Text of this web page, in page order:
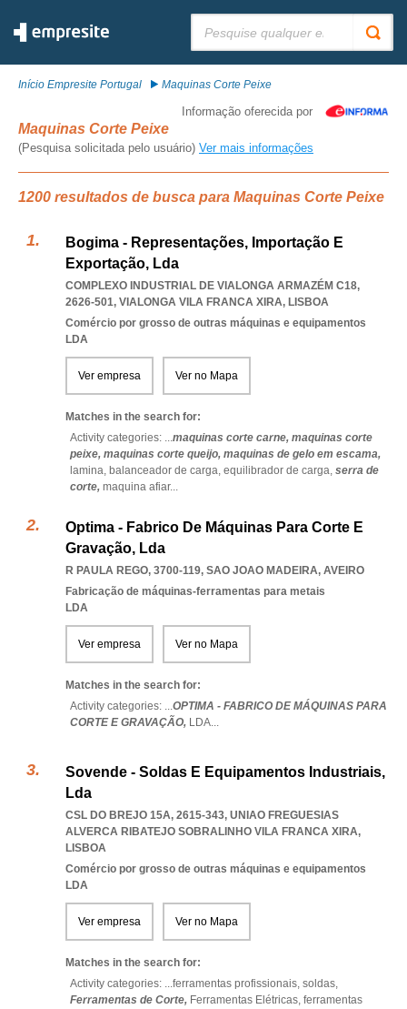
Início Empresite Portugal Maquinas Corte Peixe
Informação oferecida por
Maquinas Corte Peixe
(Pesquisa solicitada pelo usuário) Ver mais informações
1200 resultados de busca para Maquinas Corte Peixe
Bogima - Representações, Importação E
Exportação, Lda
COMPLEXO INDUSTRIAL DE VIALONGA ARMAZÉM C18,
2626-501, VIALONGA VILA FRANCA XIRA, LISBOA
Comércio por grosso de outras máquinas e equipamentos
LDA
Ver empresa Ver no Mapa
Matches in the search for:
Activity categories: ...maquinas corte carne, maquinas corte
peixe, maquinas corte queijo, maquinas de gelo em escama,
lamina, balanceador de carga, equilibrador de carga, serra de
corte, maquina afiar...
Optima - Fabrico De Máquinas Para Corte E
Gravação, Lda
R PAULA REGO, 3700-119, SAO JOAO MADEIRA, AVEIRO
Fabricação de máquinas-ferramentas para metais
LDA
Ver empresa Ver no Mapa
Matches in the search for:
Activity categories: ...OPTIMA - FABRICO DE MÁQUINAS PARA
CORTE E GRAVAÇÃO, LDA...
Sovende - Soldas E Equipamentos Industriais,
Lda
CSL DO BREJO 15A, 2615-343, UNIAO FREGUESIAS
ALVERCA RIBATEJO SOBRALINHO VILA FRANCA XIRA,
LISBOA
Comércio por grosso de outras máquinas e equipamentos
LDA
Ver empresa Ver no Mapa
Matches in the search for:
Activity categories: ...ferramentas profissionais, soldas,
Ferramentas de Corte, Ferramentas Elétricas, ferramentas